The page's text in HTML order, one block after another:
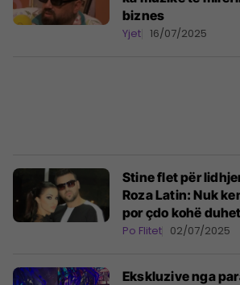
biznes
Yjet 16/07/2025
Stine flet për
Roza Latin: Nuk
por çdo kohë
Po Flitet 02/07/2025
Ekskluzive nga